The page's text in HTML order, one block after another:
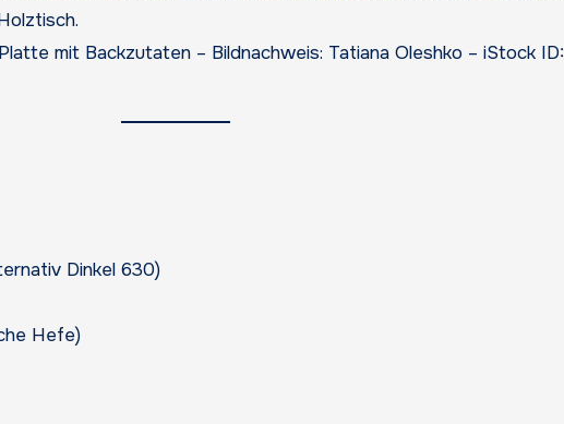
mit Backzutaten – Bildnachweis: Tatiana Oleshko – iStock ID:
Dinkel 630)
Hefe)